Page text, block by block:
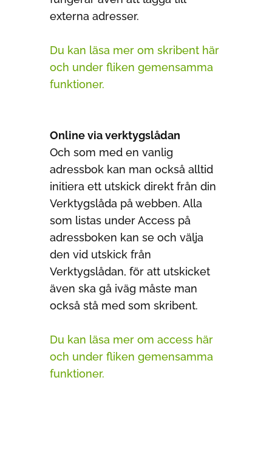
externa adresser.
Du kan läsa mer om skribent här
och underfliken gemensamma
funktioner.
Online via verktygslådan
Och som med en vanlig
adressbok kan man också alltid
initiera ett utskick direkt från din
Verktygslåda på webben. Alla
som listas under Access på
adressboken kan se och välja
den vid utskick från
Verktygslådan, för att utskicket
även ska gå iväg måste man
också stå med som skribent.
Du kan läsa mer om access här
och underfliken gemensamma
funktioner.